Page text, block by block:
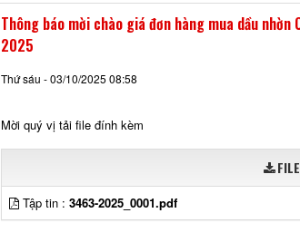
Thông báo mời chào giá đơn hàng mua dầu
2025
Thứ sáu - 03/10/2025 08:58
Mời quý vị tải file đính kèm
Tập tin : 3463-2025_0001.pdf